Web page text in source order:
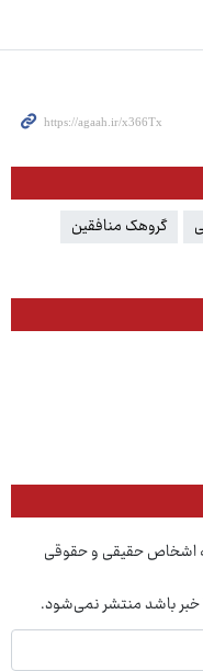
گروهک منافقین
اشخاص حقیقی و حقوقی
خبر باشد منتشر نمی‌شود.